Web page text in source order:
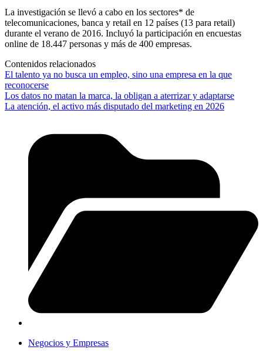
La investigación se llevó a cabo en los sectores* de
telecomunicaciones, banca y retail en 12 países (13 para retail)
durante el verano de 2016. Incluyó la participación en encuestas
online de 18.447 personas y más de 400 empresas.
Contenidos relacionados
El talento ya no busca un empleo, sino una empresa en la que
reconocerse
Los datos no matan la marca, la obligan a aterrizar y adaptarse
La atención, el activo más disputado del marketing en 2026
Negocios y Empresas